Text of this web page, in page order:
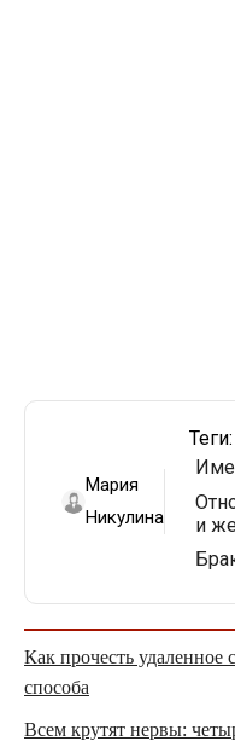
Мария
Никулина
Теги:
и
Как прочесть удаленное
способа
Всем крутят нервы: